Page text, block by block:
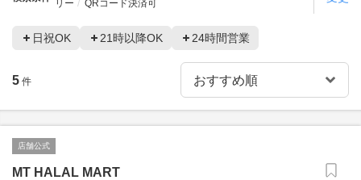
リー
QRコード決済可
日祝OK 21時以降OK 24時間営業
5 件
店舗公式
MT HALAL MART